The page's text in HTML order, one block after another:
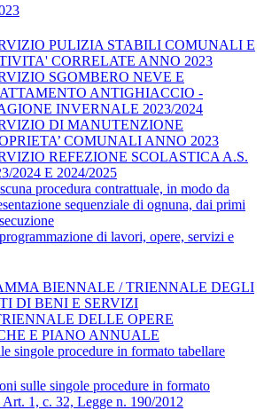
PULIZIA STABILI COMUNALI E
CORRELATE ANNO 2023
SGOMBERO NEVE E
ANTIGHIACCIO -
INVERNALE 2023/2024
DI MANUTENZIONE
COMUNALI ANNO 2023
REFEZIONE SCOLASTICA A.S.
2024 E 2024/2025
procedura contrattuale, in modo da
sequenziale di ognuna, dai primi
di lavori, opere, servizi e
BIENNALE / TRIENNALE DEGLI
DI BENI E SERVIZI
DELLE OPERE
E PIANO ANNUALE
singole procedure in formato tabellare
sulle singole procedure in formato
Art. 1, c. 32, Legge n. 190/2012